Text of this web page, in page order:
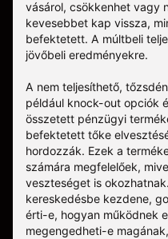
vásárol, csökkenhet vagy
kevesebbet kap vissza,
befektetett. A múltbeli
jövőbeli eredményekre.
A nem teljesíthető,
például knock-out opciók
összetett pénzügyi
befektetett tőke
hordozzák. Ezek a
számára megfelelőek,
veszteséget is
kereskedésbe kezdene,
érti-e, hogyan működnek
megengedheti-e